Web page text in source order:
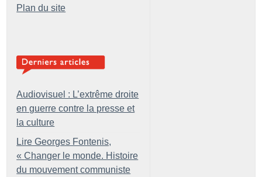
Plan du site
Audiovisuel : L’extrême droite
en guerre contre la presse et
la culture
Lire Georges Fontenis,
« Changer le monde. Histoire
du mouvement communiste